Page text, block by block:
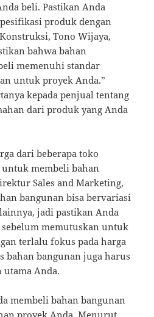
beli. Pastikan Anda
produk dengan
Tono Wijaya,
bahwa bahan
memenuhi standar
untuk proyek Anda.”
kepada penjual tentang
dari produk yang Anda
dari beberapa toko
membeli bahan
Sales and Marketing,
bangunan bisa bervariasi
jadi pastikan Anda
memutuskan untuk
terlalu fokus pada harga
bahan bangunan juga harus
Anda.
membeli bahan bangunan